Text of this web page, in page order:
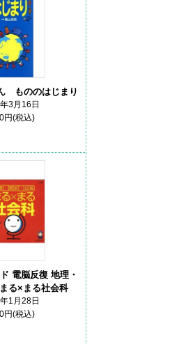
もののはじまり
3月16日
円(税込)
電脳反復 地理・
る×まる社会科
1月28日
円(税込)